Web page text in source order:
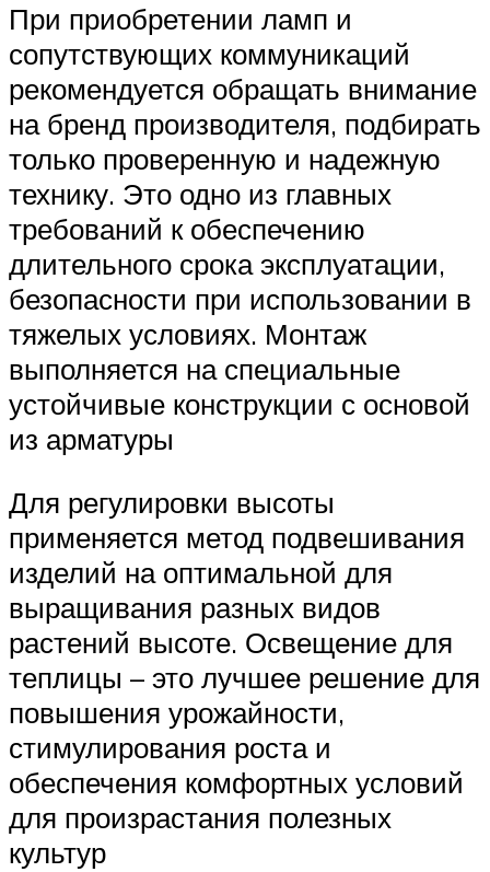
При приобретении ламп и
сопутствующих коммуникаций
рекомендуется обращать внимание
на бренд производителя, подбирать
только проверенную и надежную
технику. Это одно из главных
требований к обеспечению
длительного срока эксплуатации,
безопасности при использовании в
тяжелых условиях. Монтаж
выполняется на специальные
устойчивые конструкции с основой
из арматуры
Для регулировки высоты
применяется метод подвешивания
изделий на оптимальной для
выращивания разных видов
растений высоте. Освещение для
теплицы – это лучшее решение для
повышения урожайности,
стимулирования роста и
обеспечения комфортных условий
для произрастания полезных
культур